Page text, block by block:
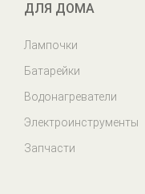
ДЛЯ ДОМА
Лампочки
Батарейки
Водонагреватели
Электроинструменты
Запчасти